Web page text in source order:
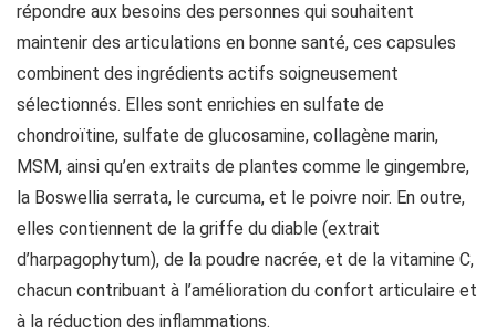
répondre aux besoins des personnes qui souhaitent
maintenir des articulations en bonne santé, ces capsules
combinent des ingrédients actifs soigneusement
sélectionnés. Elles sont enrichies en sulfate de
chondroïtine, sulfate de glucosamine, collagène marin,
MSM, ainsi qu’en extraits de plantes comme le gingembre,
la Boswellia serrata, le curcuma, et le poivre noir. En outre,
elles contiennent de la griffe du diable (extrait
d’harpagophytum), de la poudre nacrée, et de la vitamine C,
chacun contribuant à l’amélioration du confort articulaire et
à la réduction des inflammations.